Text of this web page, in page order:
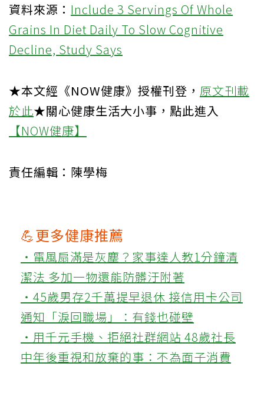
資料來源： Include 3 Servings Of Whole
Grains In Diet Daily To Slow Cognitive
Decline, Study Says
★本文經《NOW健康》授權刊登， 原文刊載
於此★關心健康生活大小事，點此進入
【NOW健康】
責任編輯：陳學梅
💪更多健康推薦
‧電風扇滿是灰塵？家事達人教1分鐘清
潔法 多加一物還能防髒汙附著
‧45歲男存2千萬提早退休 接信用卡公司
通知「淚回職場」：有錢也碰壁
‧用千元手機、拒絕社群網站 48歲社長
中年後重視和放棄的事：不為面子消費